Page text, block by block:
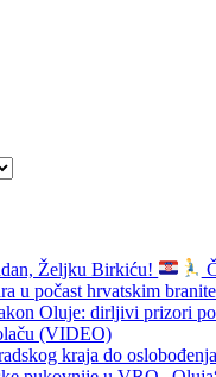
Željku Birkiću!
u počast hrvatskim
Oluje: dirljivi prizori
(VIDEO)
kraja do